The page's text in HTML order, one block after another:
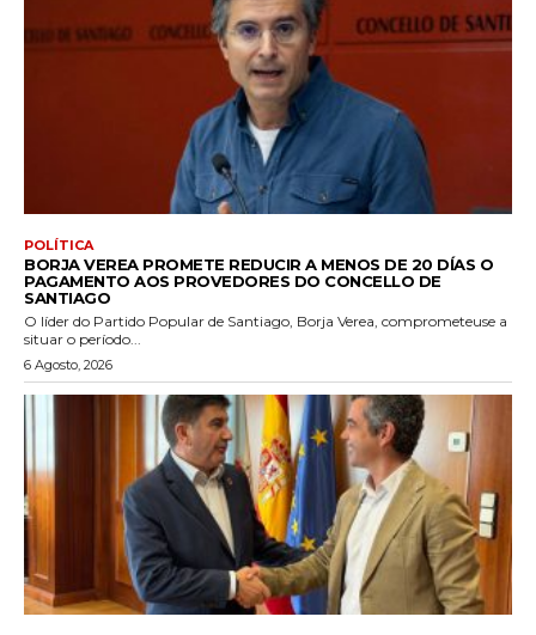
POLÍTICA
BORJA VEREA PROMETE REDUCIR A MENOS DE 20 DÍAS O
PAGAMENTO AOS PROVEDORES DO CONCELLO DE
SANTIAGO
O líder do Partido Popular de Santiago, Borja Verea, comprometeuse a
situar o período...
6 Agosto, 2026